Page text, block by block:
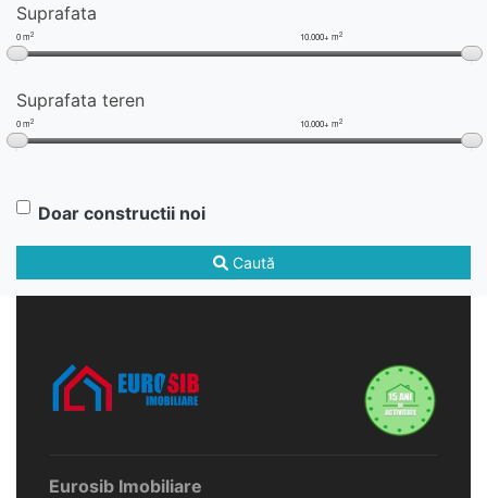
Suprafata
0 m2 10.000+ m2
Suprafata teren
0 m2 10.000+ m2
Doar constructii noi
Caută
Eurosib Imobiliare